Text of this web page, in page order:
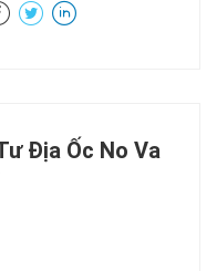
Địa Ốc No Va